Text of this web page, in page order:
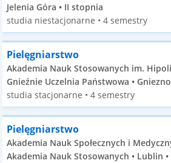
Jelenia Góra • II stopnia
studia niestacjonarne • 4 semestry
Pielęgniarstwo
Akademia Nauk Stosowanych im.
Gnieźnie Uczelnia Państwowa •
studia stacjonarne • 4 semestry
Pielęgniarstwo
Akademia Nauk Społecznych i
Akademia Nauk Stosowanych • Lublin